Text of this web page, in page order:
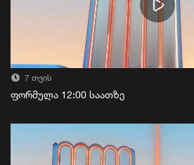
7 თვის
ფორმულა 12:00 საათზე